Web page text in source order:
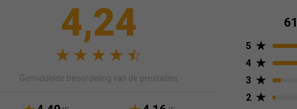
4,24
Gemiddelde beoordeling van de prestaties
61
5
4
3
2